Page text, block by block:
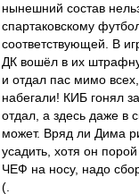
нынешний состав
спартаковскому
соответствующей. В
ДК вошёл в их
и отдал пас мимо
набегали! КИБ гонял
отдал, а здесь даже в
может. Вряд ли Дима
усадить, хотя он
ЧЕФ на носу, надо
(.